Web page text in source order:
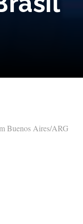
Buenos Aires/ARG